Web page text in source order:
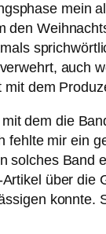
mein
auch
dem
dem die
fehlte mir ein
solches Band
über die